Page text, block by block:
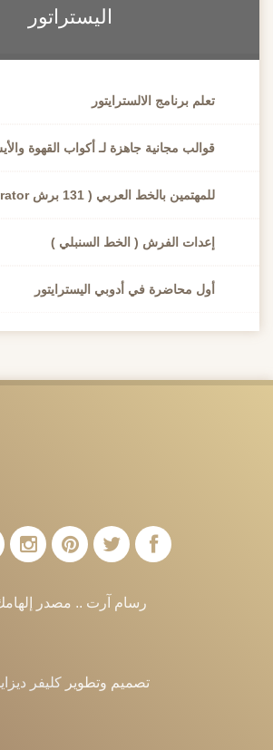
اليستراتور
تعلم برنامج الالسترايتور
قوالب مجانية جاهزة لـ أكواب القهوة
للمهتمين بالخط العربي ( 131 برش illustrator )
إعدات الفرش ( الخط السنبلي )
أول محاضرة في أدوبي اليسترايتور
رسام آرت .. مصدر
تصميم وتطوير كليفر